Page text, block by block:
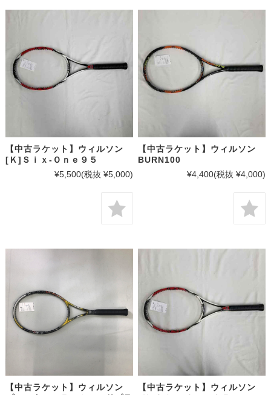
【中古ラケット】ウィルソン
[Ｋ]Ｓｉｘ-Ｏｎｅ９５
¥5,500(税抜 ¥5,000)
【中古ラケット】ウィルソン
BURN100
¥4,400(税抜 ¥4,000)
【中古ラケット】ウィルソン
【中古ラケット】ウィルソン